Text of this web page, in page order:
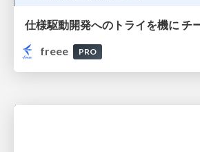
freee
PRO